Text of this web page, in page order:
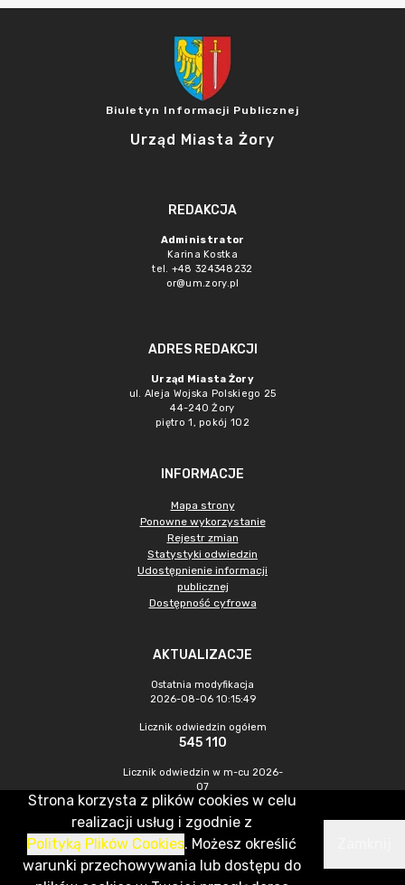
Biuletyn Informacji Publicznej
Urząd Miasta Żory
REDAKCJA
Administrator
Karina Kostka
tel. +48 324348232
or@um.zory.pl
ADRES REDAKCJI
Urząd Miasta Żory
ul. Aleja Wojska Polskiego 25
44-240 Żory
piętro 1, pokój 102
INFORMACJE
Mapa strony
Ponowne wykorzystanie
Rejestr zmian
Statystyki odwiedzin
Udostępnienie informacji
publicznej
Dostępność cyfrowa
AKTUALIZACJE
Ostatnia modyfikacja
2026-08-06 10:15:49
Licznik odwiedzin ogółem
545 110
Licznik odwiedzin w m-cu 2026-
07
1 126
CMS & Hosting: Nefeni Sp. z o.o.
Strona korzysta z plików cookies w celu
realizacji usług i zgodnie z
Polityką Plików Cookies. Możesz określić
warunki przechowywania lub dostępu do